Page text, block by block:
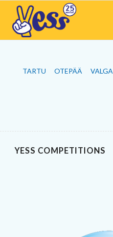
TARTU OTEPÄÄ VALGA
YESS COMPETITIONS